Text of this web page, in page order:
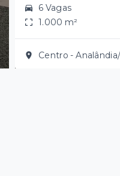
6 Vagas
1.000 m²
Centro -